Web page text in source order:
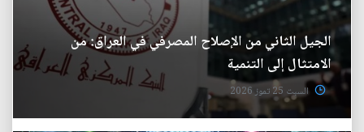
الجيل الثاني من الإصلاح المصرفي في العراق: من
الامتثال إلى التنمية
السبت 25 تموز 2026